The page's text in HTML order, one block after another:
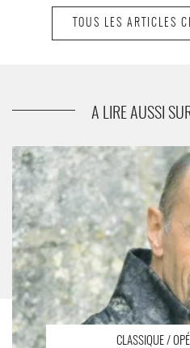
TOUS LES ARTICLES
A LIRE AUSSI
CLASSIQUE /
Persée - Critique sortie
Royal du Château de Versailles